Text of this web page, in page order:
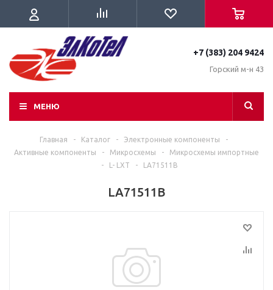
+7 (383) 204 9424
Горский м-н 43
МЕНЮ
Главная - Каталог - Электронные компоненты
-
Активные компоненты
- Микросхемы -
Микросхемы импортные
-
L- LXT - LA71511B
LA71511B